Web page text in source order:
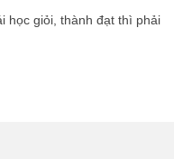
học giỏi, thành đạt thì phải